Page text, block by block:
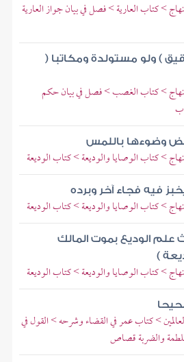
> كتاب العارية > فصل في بيان جواز العارية
) ولو مستولدة ومكاتبا (
> كتاب الغصب > فصل في بيان حكم
وضوءها باللمس
> كتاب الوصايا والوديعة > كتاب الوديعة
فيه فجاء آخر وبرده
> كتاب الوصايا والوديعة > كتاب الوديعة
علم الوديع بموت المالك
)
> كتاب الوصايا والوديعة > كتاب الوديعة
> كتاب عمر في القضاء وشرحه > القول في
والضربة قصاص